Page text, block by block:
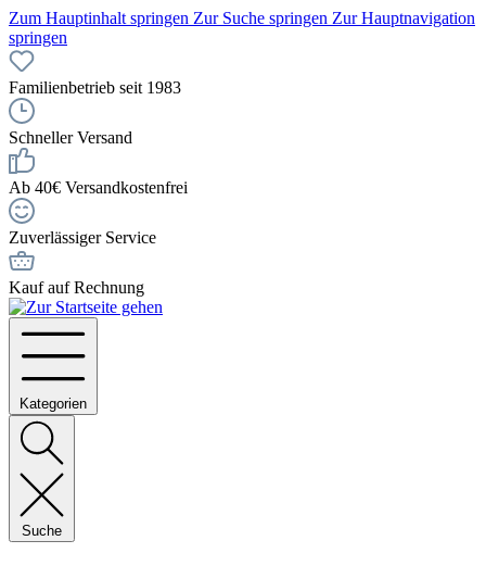
Zum Hauptinhalt springen Zur Suche springen Zur Hauptnavigation
springen
Familienbetrieb seit 1983
Schneller Versand
Ab 40€ Versandkostenfrei
Zuverlässiger Service
Kauf auf Rechnung
Kategorien
Suche